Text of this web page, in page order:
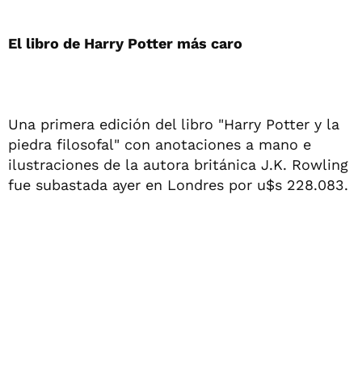
El libro de Harry Potter más caro
Una primera edición del libro "Harry Potter y la
piedra filosofal" con anotaciones a mano e
ilustraciones de la autora británica J.K. Rowling
fue subastada ayer en Londres por u$s 228.083.